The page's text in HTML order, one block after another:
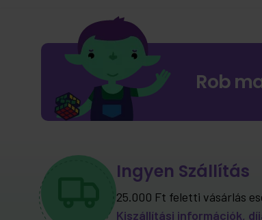
Rob
Ingyen Szállítás
25.000 Ft feletti vásárlás
Kiszállítási információk,